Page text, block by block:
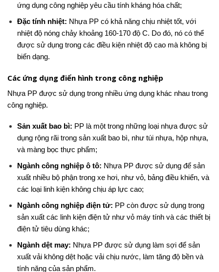
ứng dụng công nghiệp yêu cầu tính kháng hóa chất;
Đặc tính nhiệt: Nhựa PP có khả năng chịu nhiệt tốt, với
nhiệt độ nóng chảy khoảng 160-170 độ C. Do đó, nó có thể
được sử dụng trong các điều kiện nhiệt độ cao mà không bị
biến dạng.
Các ứng dụng điển hình trong công nghiệp
Nhựa PP được sử dụng trong nhiều ứng dụng khác nhau trong
công nghiệp.
Sản xuất bao bì: PP là một trong những loại nhựa được sử
dụng rộng rãi trong sản xuất bao bì, như túi nhựa, hộp nhựa,
và màng bọc thực phẩm;
Ngành công nghiệp ô tô: Nhựa PP được sử dụng để sản
xuất nhiều bộ phận trong xe hơi, như vỏ, bảng điều khiển, và
các loại linh kiện không chịu áp lực cao;
Ngành công nghiệp điện tử: PP còn được sử dụng trong
sản xuất các linh kiện điện tử như vỏ máy tính và các thiết bị
điện tử tiêu dùng khác;
Ngành dệt may: Nhựa PP được sử dụng làm sợi để sản
xuất vải không dệt hoặc vải chịu nước, làm tăng độ bền và
tính năng của sản phẩm.